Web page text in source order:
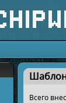
Перейти к:
Всего